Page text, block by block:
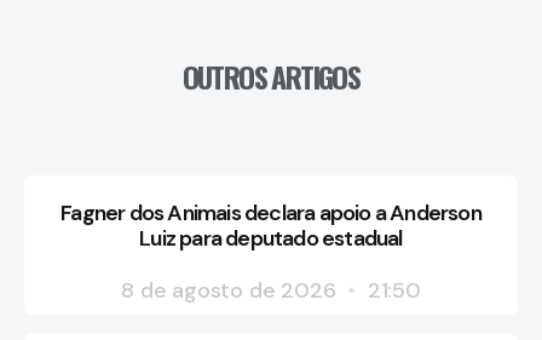
OUTROS ARTIGOS
Fagner dos Animais declara apoio a Anderson
Luiz para deputado estadual
8 de agosto de 2026
21:50